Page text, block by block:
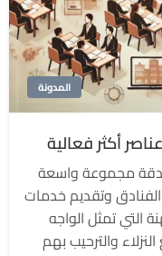
المدونة
أكثر فعالية
مجموعة واسعة
وتقديم خدمات
التي تمثل الواجه
والترحيب بهم